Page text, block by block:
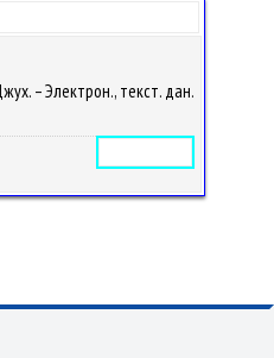
– Электрон., текст. дан.